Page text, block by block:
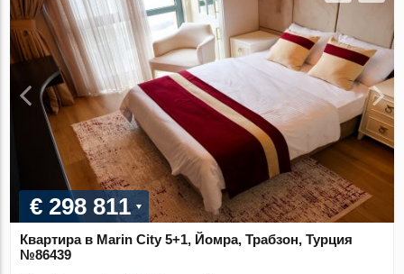
€ 298 811
Квартира в Marin City 5+1, Йомра, Трабзон, Турция
№86439